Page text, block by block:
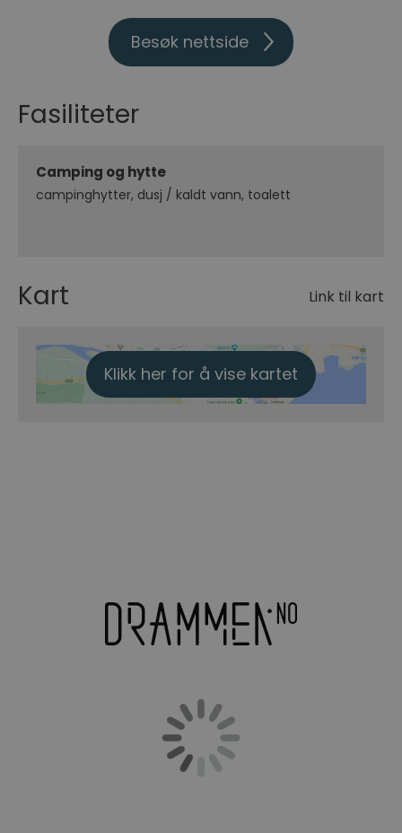
Besøk nettside
Fasiliteter
Camping og hytte
campinghytter dusj / kaldt vann toalett
Kart Link til kart
Klikk her for å vise kartet